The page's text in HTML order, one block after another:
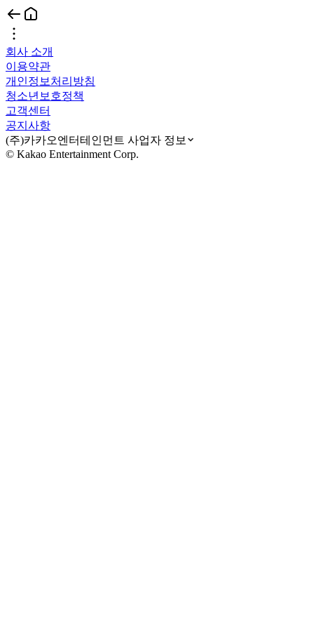
회사 소개
이용약관
개인정보처리방침
청소년보호정책
고객센터
공지사항
(주)카카오엔터테인먼트 사업자 정보
© Kakao Entertainment Corp.